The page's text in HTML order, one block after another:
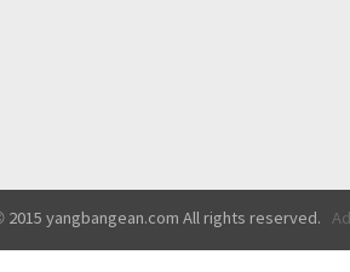
2015 yangbangean.com All rights reserved.